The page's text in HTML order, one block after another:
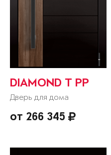
DIAMOND T РР
Дверь для дома
от 266 345